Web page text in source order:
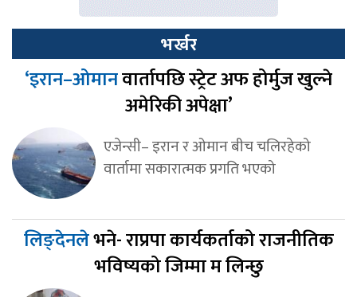
भर्खर
‘इरान–ओमानवार्तापछि स्ट्रेट अफ होर्मुज खुल्ने
अमेरिकी अपेक्षा’
एजेन्सी– इरान र ओमान बीच चलिरहेको
वार्तामा सकारात्मक प्रगति भएको
लिङ्देनलेभने- राप्रपा कार्यकर्ताको राजनीतिक
भविष्यको जिम्मा म लिन्छु